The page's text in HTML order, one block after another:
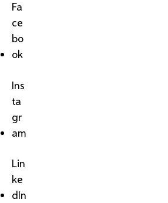
Fa
ce
bo
ok
Ins
ta
gr
am
Lin
ke
dIn